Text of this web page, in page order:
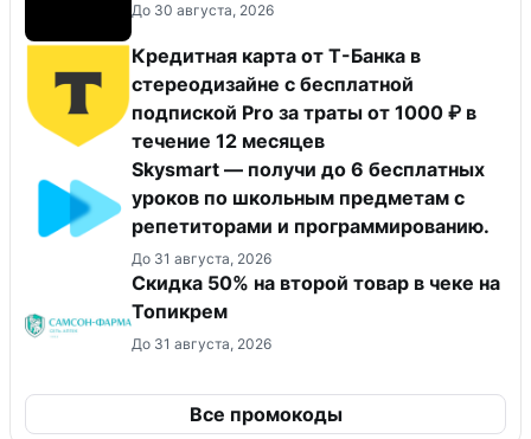
До 30 августа, 2026
Кредитная карта от Т-Банка в
стереодизайне с бесплатной
подпиской Pro за траты от 1000 ₽ в
течение 12 месяцев
Skysmart — получи до 6 бесплатных
уроков по школьным предметам с
репетиторами и программированию.
До 31 августа, 2026
Скидка 50% на второй товар в чеке на
Топикрем
До 31 августа, 2026
Все промокоды